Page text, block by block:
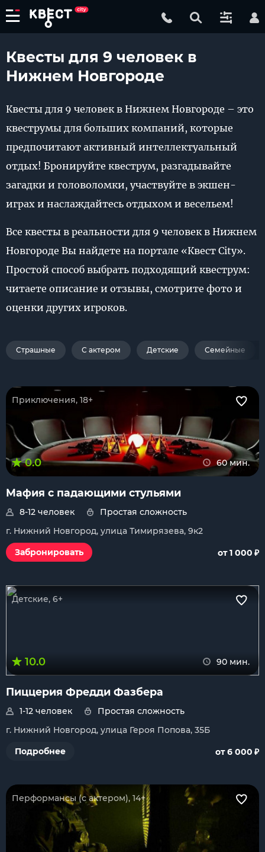
Квесты для 9 человек в
Нижнем Новгороде
Квесты для 9 человек в Нижнем Новгороде – это
квеструмы для больших компаний, которые
предпочитают активный интеллектуальный
отдых! Бронируйте квеструм, разгадывайте
загадки и головоломки, участвуйте в экшен-
играх и наслаждайтесь отдыхом и весельем!
Все квесты в реальности для 9 человек в Нижнем
Новгороде Вы найдете на портале «Квест City».
Простой способ выбрать подходящий квеструм:
читаете описание и отзывы, смотрите фото и
оценки других игроков.
Страшные С актером Детские Семейные
Приключения, 18+
0.0 60 мин.
Мафия с падающими стульями
8-12 человек
Простая сложность
г. Нижний Новгород, улица Тимирязева, 9к2
Забронировать
от 1 000 ₽
Детские, 6+
10.0 90 мин.
Пиццерия Фредди Фазбера
1-12 человек
Простая сложность
г. Нижний Новгород, улица Героя Попова, 35Б
Подробнее
от 6 000 ₽
Перформансы (с актером), 14+